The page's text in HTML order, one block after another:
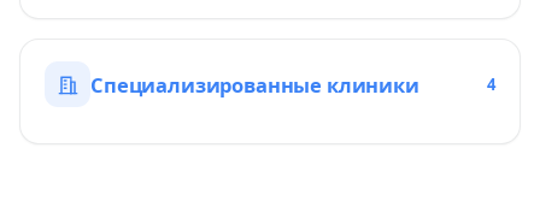
Специализированные клиники 4